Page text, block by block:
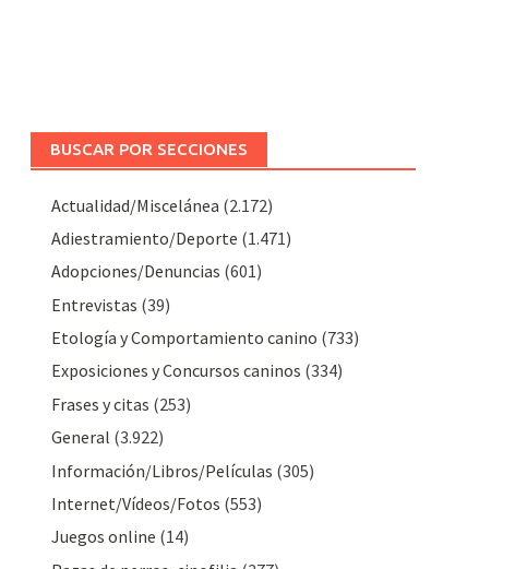
BUSCAR POR SECCIONES
Actualidad/Miscelánea (2.172)
Adiestramiento/Deporte (1.471)
Adopciones/Denuncias (601)
Entrevistas (39)
Etología y Comportamiento canino (733)
Exposiciones y Concursos caninos (334)
Frases y citas (253)
General (3.922)
Información/Libros/Películas (305)
Internet/Vídeos/Fotos (553)
Juegos online (14)